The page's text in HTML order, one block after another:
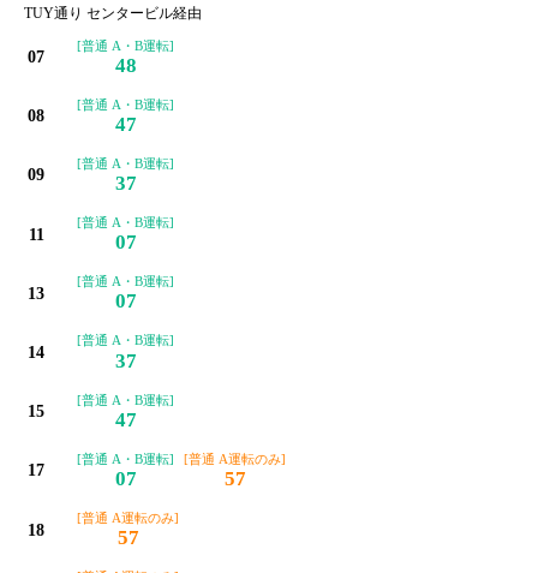
TUY通り センタービル経由
07
[普通 A・B運転]
48
08
[普通 A・B運転]
47
09
[普通 A・B運転]
37
11
[普通 A・B運転]
07
13
[普通 A・B運転]
07
14
[普通 A・B運転]
37
15
[普通 A・B運転]
47
17
[普通 A・B運転]
07
[普通 A運転のみ]
57
18
[普通 A運転のみ]
57